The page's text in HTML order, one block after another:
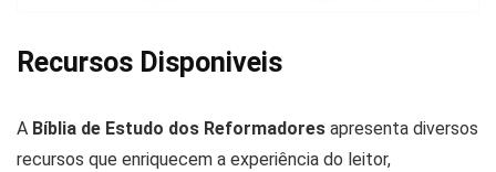
Recursos Disponiveis
A Bíblia de Estudo dos Reformadores apresenta diversos
recursos que enriquecem a experiência do leitor,